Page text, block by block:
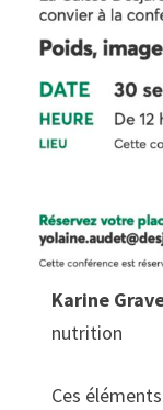
Karine
nutrition
Ces